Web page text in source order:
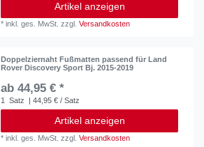
Artikel anzeigen
*inkl. ges. MwSt. zzgl.Versandkosten
Doppelziernaht Fußmatten passend für Land
Rover Discovery Sport Bj. 2015-2019
ab 44,95 € *
1 Satz | 44,95 € / Satz
Artikel anzeigen
*inkl. ges. MwSt. zzgl.Versandkosten